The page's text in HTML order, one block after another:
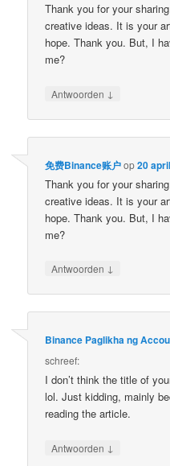
Thank you for your
creative ideas. It is your
hope. Thank you. But, I
me?
Antwoorden ↓
免费Binance账户op20
Thank you for your
creative ideas. It is your
hope. Thank you. But, I
me?
Antwoorden ↓
Binance Paglikha ng
schreef:
I don’t think the title of
lol. Just kidding, mainly
reading the article.
Antwoorden ↓